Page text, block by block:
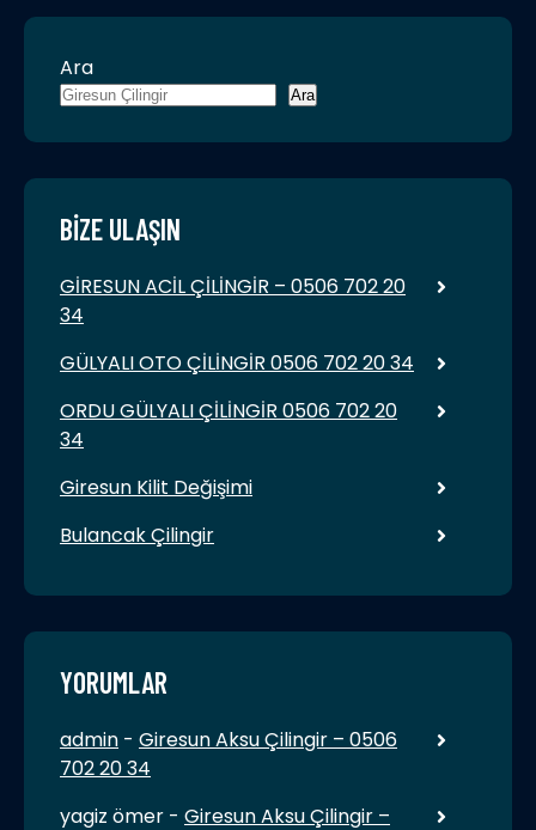
Ara
Ara
BIZE ULAŞIN
GİRESUN ACİL ÇİLİNGİR – 0506 702 20
34
GÜLYALI OTO ÇİLİNGİR 0506 702 20 34
ORDU GÜLYALI ÇİLİNGİR 0506 702 20
34
Giresun Kilit Değişimi
Bulancak Çilingir
YORUMLAR
admin - Giresun Aksu Çilingir – 0506
702 20 34
yagiz ömer - Giresun Aksu Çilingir –